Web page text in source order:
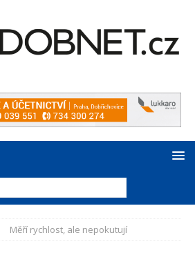
Měří rychlost, ale nepokutují